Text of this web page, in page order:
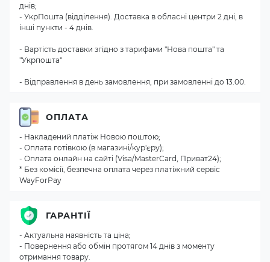
днів;
- УкрПошта (відділення). Доставка в обласні центри 2 дні, в
інші пункти - 4 днів.
- Вартість доставки згідно з тарифами "Нова пошта" та
"Укрпошта"
- Відправлення в день замовлення, при замовленні до 13.00.
ОПЛАТА
- Накладений платіж Новою поштою;
- Оплата готівкою (в магазині/кур'єру);
- Оплата онлайн на сайті (Visa/MasterCard, Приват24);
* Без комісії, безпечна оплата через платіжний сервіс
WayForPay
ГАРАНТІЇ
- Актуальна наявність та ціна;
- Повернення або обмін протягом 14 днів з моменту
отримання товару.